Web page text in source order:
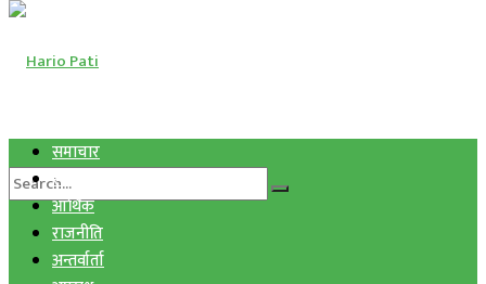
समाचार
स्वास्थ्य
आर्थिक
राजनीति
अन्तर्वार्ता